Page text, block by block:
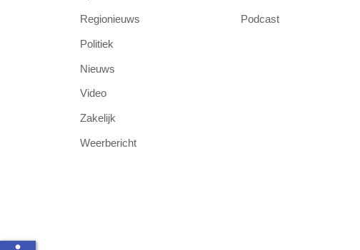
Regionieuws
Politiek
Nieuws
Video
Zakelijk
Weerbericht
Podcast